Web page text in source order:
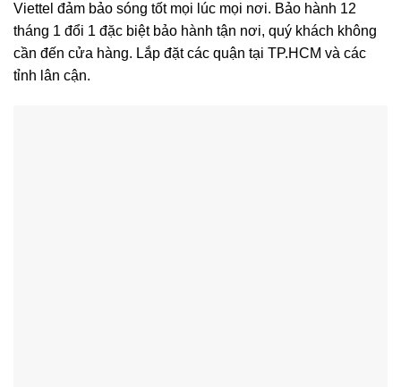
Viettel đảm bảo sóng tốt mọi lúc mọi nơi. Bảo hành 12
tháng 1 đổi 1 đặc biệt bảo hành tận nơi, quý khách không
cần đến cửa hàng. Lắp đặt các quận tại TP.HCM và các
tỉnh lân cận.